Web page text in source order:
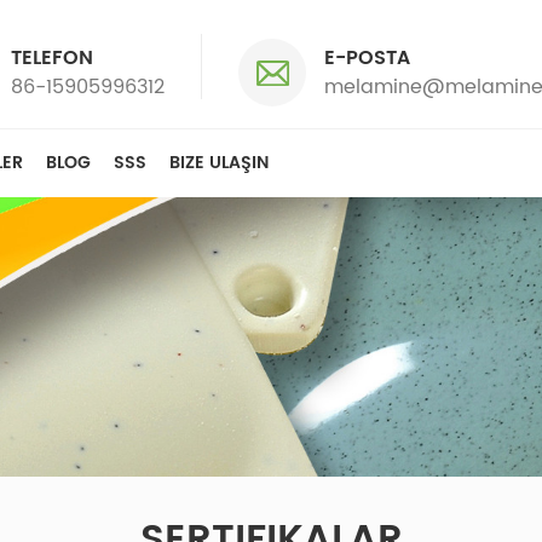
TELEFON
86-15905996312
E-POSTA
BLOG SSS BIZE ULAŞIN